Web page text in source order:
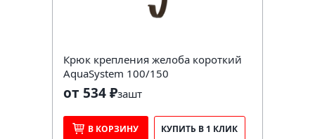
Крюк крепления желоба короткий
AquaSystem 100/150
от 534 ₽зашт
В КОРЗИНУ КУПИТЬ В 1 КЛИК